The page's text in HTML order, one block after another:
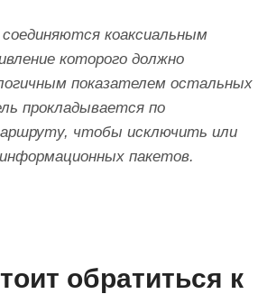
коаксиальным
которого должно
показателем остальных
прокладывается по
чтобы исключить или
пакетов.
обратиться к